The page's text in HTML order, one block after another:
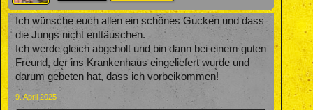
Ich wünsche euch allen ein schönes Gucken und dass
die Jungs nicht enttäuschen.
Ich werde gleich abgeholt und bin dann bei einem guten
Freund, der ins Krankenhaus eingeliefert wurde und
darum gebeten hat, dass ich vorbeikommen!
9. April 2025